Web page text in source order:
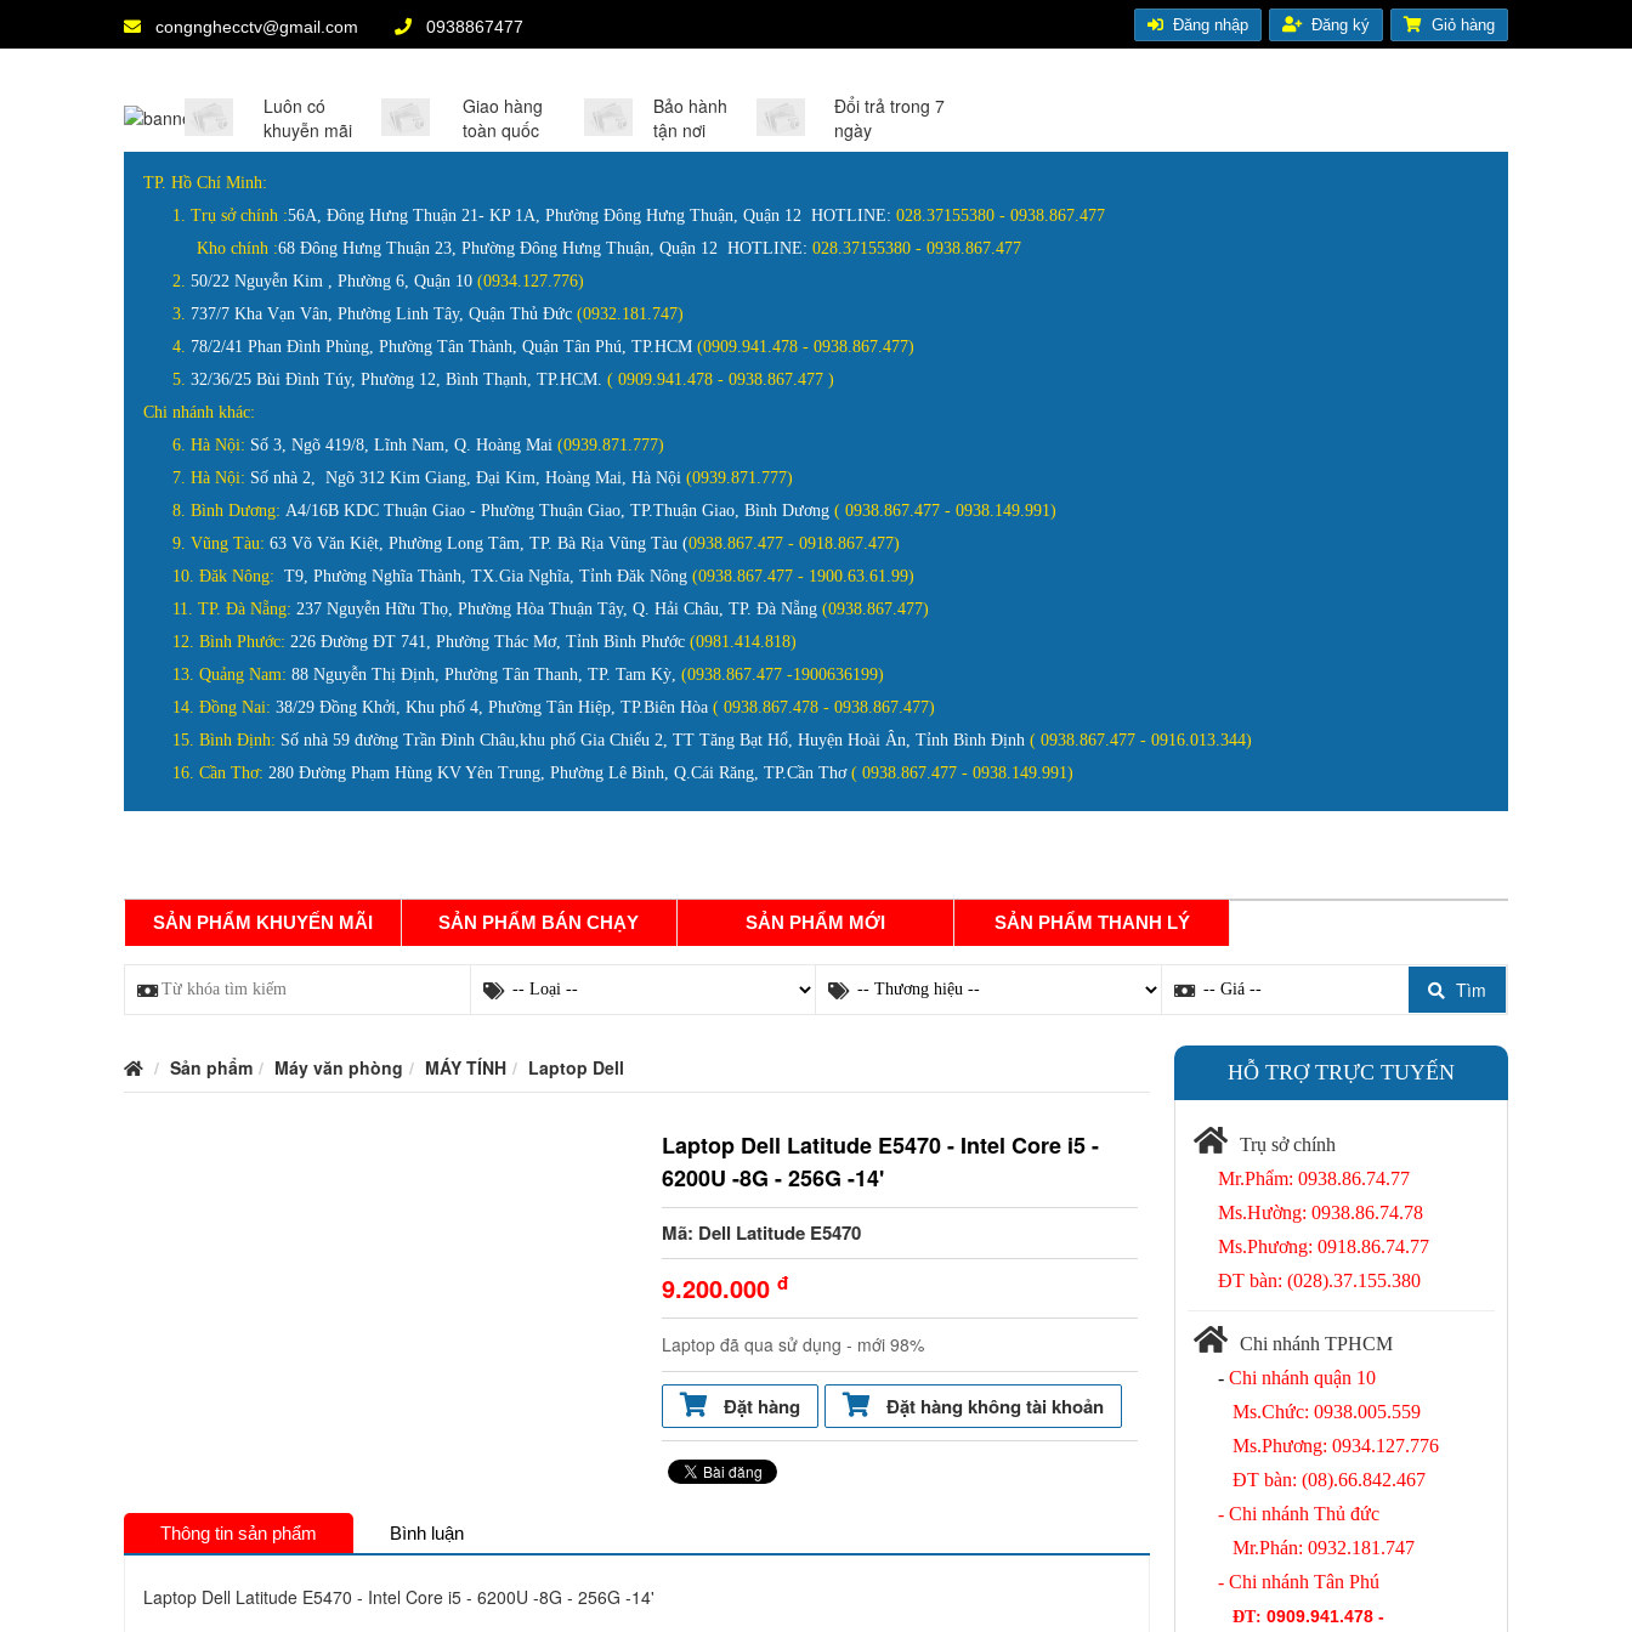
congnghecctv@gmail.com 0938867477 Giỏ hàng
Đăng ký
Đăng nhập
Luôn có
khuyễn mãi
Giao hàng
toàn quốc
Bảo hành
tận nơi
Đổi trả trong 7
ngày
TP. Hồ Chí Minh:
1. Trụ sở chính :56A, Đông Hưng Thuận 21- KP 1A, Phường Đông Hưng Thuận, Quận 12 HOTLINE: 028.37155380 - 0938.867.477
Kho chính :68 Đông Hưng Thuận 23, Phường Đông Hưng Thuận, Quận 12 HOTLINE: 028.37155380 - 0938.867.477
2. 50/22 Nguyễn Kim , Phường 6, Quận 10 (0934.127.776)
3. 737/7 Kha Vạn Vân, Phường Linh Tây, Quận Thủ Đức (0932.181.747)
4. 78/2/41 Phan Đình Phùng, Phường Tân Thành, Quận Tân Phú, TP.HCM (0909.941.478 - 0938.867.477)
5. 32/36/25 Bùi Đình Túy, Phường 12, Bình Thạnh, TP.HCM. ( 0909.941.478 - 0938.867.477 )
Chi nhánh khác:
6. Hà Nội: Số 3, Ngõ 419/8, Lĩnh Nam, Q. Hoàng Mai (0939.871.777)
7. Hà Nội: Số nhà 2, Ngõ 312 Kim Giang, Đại Kim, Hoàng Mai, Hà Nội (0939.871.777)
8. Bình Dương: A4/16B KDC Thuận Giao - Phường Thuận Giao, TP.Thuận Giao, Bình Dương ( 0938.867.477 - 0938.149.991)
9. Vũng Tàu: 63 Võ Văn Kiệt, Phường Long Tâm, TP. Bà Rịa Vũng Tàu (0938.867.477 - 0918.867.477)
10. Đăk Nông: T9, Phường Nghĩa Thành, TX.Gia Nghĩa, Tỉnh Đăk Nông (0938.867.477 - 1900.63.61.99)
11. TP. Đà Nẵng: 237 Nguyễn Hữu Thọ, Phường Hòa Thuận Tây, Q. Hải Châu, TP. Đà Nẵng (0938.867.477)
12. Bình Phước: 226 Đường ĐT 741, Phường Thác Mơ, Tỉnh Bình Phước (0981.414.818)
13. Quảng Nam: 88 Nguyễn Thị Định, Phường Tân Thanh, TP. Tam Kỳ, (0938.867.477 -1900636199)
14. Đồng Nai: 38/29 Đồng Khởi, Khu phố 4, Phường Tân Hiệp, TP.Biên Hòa ( 0938.867.478 - 0938.867.477)
15. Bình Định: Số nhà 59 đường Trần Đình Châu,khu phố Gia Chiểu 2, TT Tăng Bạt Hổ, Huyện Hoài Ân, Tỉnh Bình Định ( 0938.867.477 - 0916.013.344)
16. Cần Thơ: 280 Đường Phạm Hùng KV Yên Trung, Phường Lê Bình, Q.Cái Răng, TP.Cần Thơ ( 0938.867.477 - 0938.149.991)
SẢN PHẨM KHUYẾN MÃI SẢN PHẨM BÁN CHẠY SẢN PHẨM MỚI SẢN PHẨM THANH LÝ
Tìm
HỖ TRỢ TRỰC TUYẾN
Trụ sở chính
Mr.Phẩm: 0938.86.74.77
Ms.Hường: 0938.86.74.78
Ms.Phương: 0918.86.74.77
ĐT bàn: (028).37.155.380
Chi nhánh TPHCM
- Chi nhánh quận 10
Ms.Chức: 0938.005.559
Ms.Phương: 0934.127.776
ĐT bàn: (08).66.842.467
- Chi nhánh Thủ đức
Mr.Phán: 0932.181.747
- Chi nhánh Tân Phú
ĐT: 0909.941.478 -
Sản phẩm Máy văn phòng MÁY TÍNH Laptop Dell
Laptop Dell Latitude E5470 - Intel Core i5 -
6200U -8G - 256G -14'
Mã: Dell Latitude E5470
9.200.000 đ
Laptop đã qua sử dụng - mới 98%
Đặt hàng Đặt hàng không tài khoản
Thông tin sản phẩm Bình luận
Laptop Dell Latitude E5470 - Intel Core i5 - 6200U -8G - 256G -14'